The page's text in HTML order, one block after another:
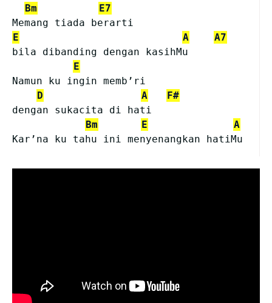
Bm
E7
Memang tiada berarti
E
A
A7
bila dibanding dengan kasihMu
E
Namun ku ingin memb’ri
D
A
F#
dengan sukacita di hati
Bm
E
A
Kar’na ku tahu ini menyenangkan hatiMu